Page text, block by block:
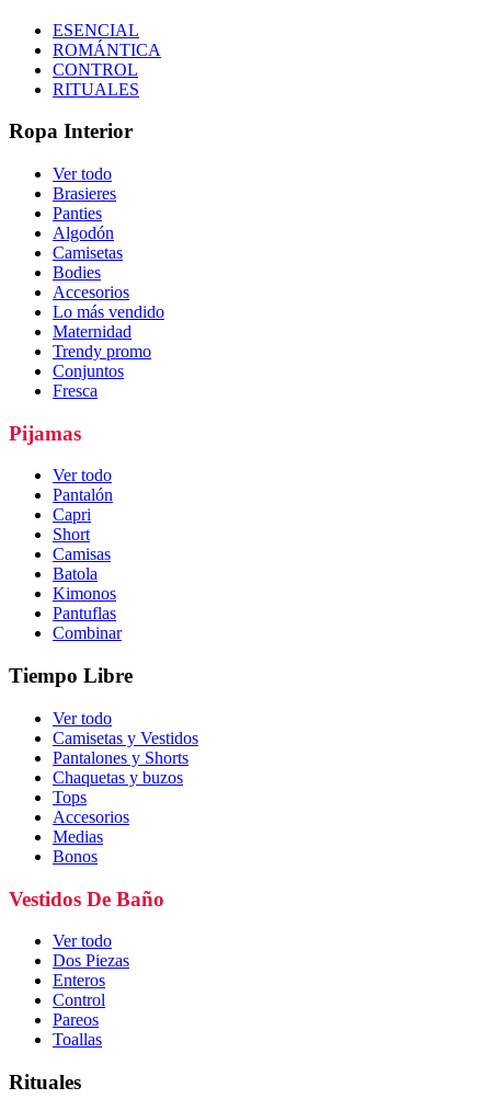
ESENCIAL
ROMÁNTICA
CONTROL
RITUALES
Ropa Interior
Ver todo
Brasieres
Panties
Algodón
Camisetas
Bodies
Accesorios
Lo más vendido
Maternidad
Trendy promo
Conjuntos
Fresca
Pijamas
Ver todo
Pantalón
Capri
Short
Camisas
Batola
Kimonos
Pantuflas
Combinar
Tiempo Libre
Ver todo
Camisetas y Vestidos
Pantalones y Shorts
Chaquetas y buzos
Tops
Accesorios
Medias
Bonos
Vestidos De Baño
Ver todo
Dos Piezas
Enteros
Control
Pareos
Toallas
Rituales